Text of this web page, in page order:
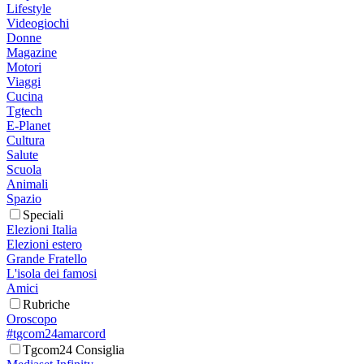
Lifestyle
Videogiochi
Donne
Magazine
Motori
Viaggi
Cucina
Tgtech
E-Planet
Cultura
Salute
Scuola
Animali
Spazio
Speciali
Elezioni Italia
Elezioni estero
Grande Fratello
L'isola dei famosi
Amici
Rubriche
Oroscopo
#tgcom24amarcord
Tgcom24 Consiglia